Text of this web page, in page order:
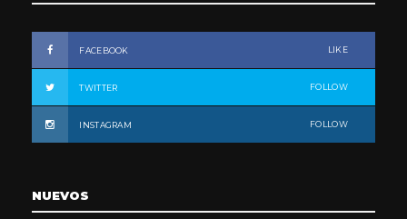
FACEBOOK LIKE
TWITTER FOLLOW
INSTAGRAM FOLLOW
NUEVOS